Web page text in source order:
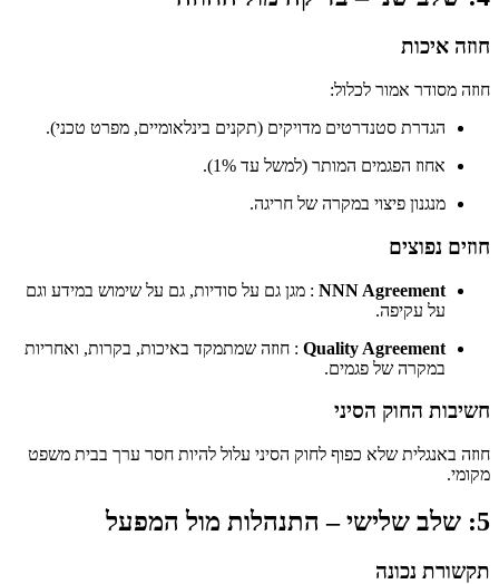
חוזה איכות
חוזה מסודר אמור לכלול:
הגדרת סטנדרטים מדויקים (תקנים בינלאומיים, מפרט טכני).
אחוז הפגמים המותר (למשל עד 1%).
מנגנון פיצוי במקרה של חריגה.
חוזים נפוצים
NNN Agreement : מגן גם על סודיות, גם על שימוש במידע וגם
על עקיפה.
Quality Agreement : חוזה שמתמקד באיכות, בקרות, ואחריות
במקרה של פגמים.
חשיבות החוק הסיני
חוזה באנגלית שלא כפוף לחוק הסיני עלול להיות חסר ערך בבית משפט
מקומי.
5: שלב שלישי – התנהלות מול המפעל
תקשורת נכונה